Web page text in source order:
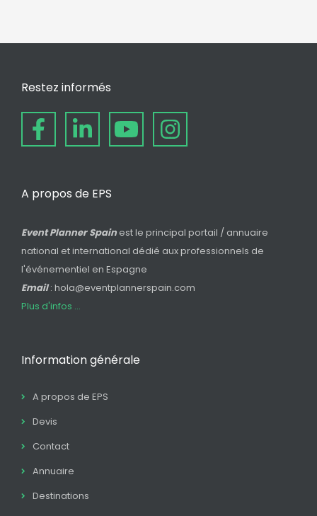
Restez informés
A propos de EPS
Event Planner Spain est le principal portail / annuaire
national et international dédié aux professionnels de
l'événementiel en Espagne
Email: hola@eventplannerspain.com
Plus d'infos ...
Information générale
A propos de EPS
Devis
Contact
Annuaire
Destinations